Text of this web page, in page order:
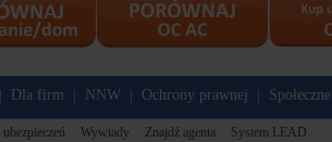
Dla firm NNW Ochrony prawnej Społeczne
ubezpieczeń Wywiady Znajdź agenta System LEAD